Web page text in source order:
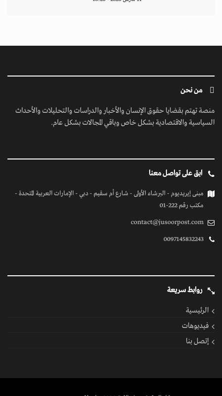
من نحن
منصة تهتم بقضايا حقوق الإنسان والأخبار والدراسات والتحليلات والأحداث
السياسية والاقتصادية بشكل خاص وباقي المجالات بشكل عام.
ابق على تواصل معنا
مبنى إيريديوم - البرشاء الأولى - شارع أم سقيم - دبي - الإمارات العربية المتحدة -
مكتب رقم 222-01
contact@jusoorpost.com
0097145832243
روابط سريعة
الرئيسية
فيديوهات
إتصل بنا